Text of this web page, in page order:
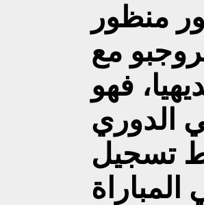
منظور
مع
فهو
الدوري
تسجيل
في المباراة